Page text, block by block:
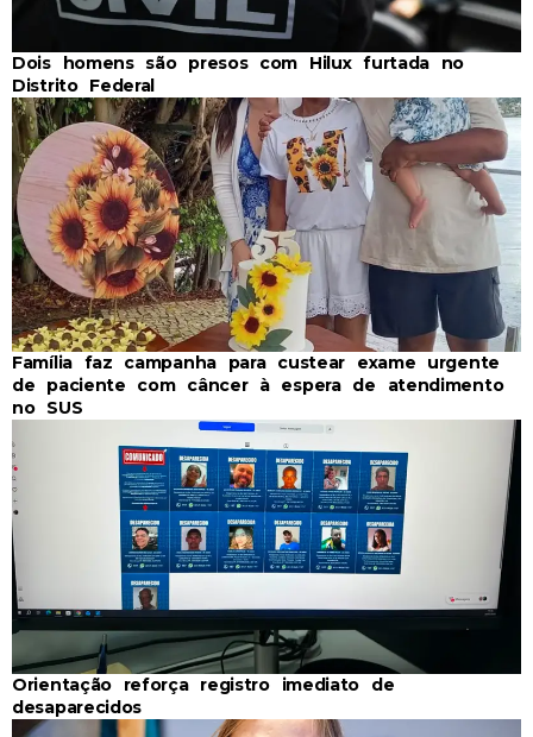
Dois homens são presos com Hilux furtada no
Distrito Federal
Família faz campanha para custear exame urgente
de paciente com câncer à espera de atendimento
no SUS
Orientação reforça registro imediato de
desaparecidos